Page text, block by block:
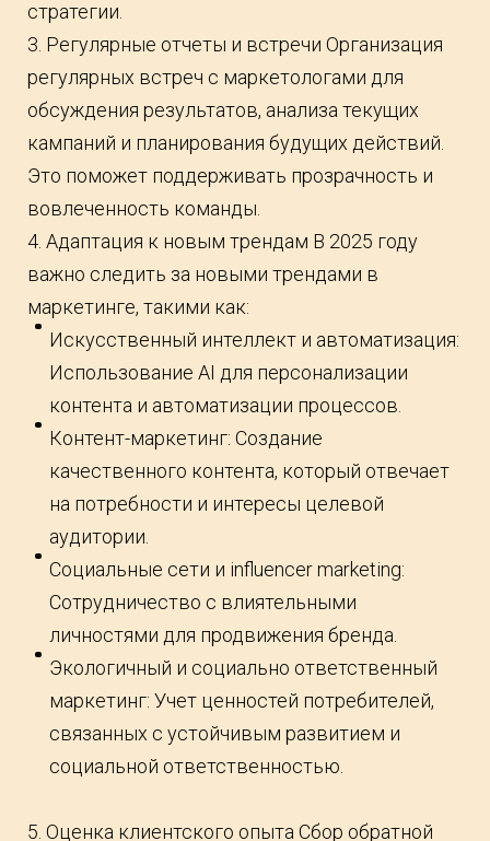
стратегии.
3. Регулярные отчеты и встречи Организация
регулярных встреч с маркетологами для
обсуждения результатов, анализа текущих
кампаний и планирования будущих действий.
Это поможет поддерживать прозрачность и
вовлеченность команды.
4. Адаптация к новым трендам В 2025 году
важно следить за новыми трендами в
маркетинге, такими как:
Искусственный интеллект и автоматизация:
Использование AI для персонализации
контента и автоматизации процессов.
Контент-маркетинг: Создание
качественного контента, который отвечает
на потребности и интересы целевой
аудитории.
Социальные сети и influencer marketing:
Сотрудничество с влиятельными
личностями для продвижения бренда.
Экологичный и социально ответственный
маркетинг: Учет ценностей потребителей,
связанных с устойчивым развитием и
социальной ответственностью.
5. Оценка клиентского опыта Сбор обратной